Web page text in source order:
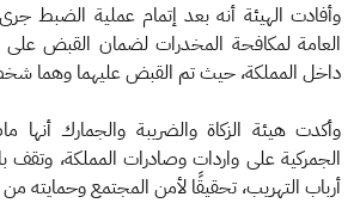
وأفادت الهيئة أنه بعد إتمام عملية الضبط
العامة لمكافحة المخدرات لضمان القبض
داخل المملكة، حيث تم القبض عليهما وهما
وأكدت هيئة الزكاة والضريبة والجمارك أنها
الجمركية على واردات وصادرات المملكة، وتقف
أرباب التهريب، تحقيقًا لأمن المجتمع وحمايته